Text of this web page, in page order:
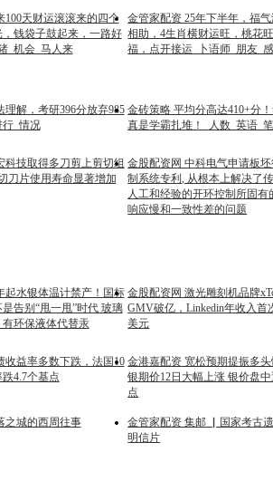
100天财运滚滚来的四个
钱袋子鼓起来，一路好
_机会_马人来
金管家配资 25年下半年，福
相助，4生肖横财运旺，桃花
福，点开接运_卜语师_朋友_
理解，考研396分放弃985
_情况
金砖策略 平均分高达410+分
真是学霸扎堆！_人数_英语_
科技取得多刀剪上剪切组
刀片使用寿命显著增加
金股配资网 中科电气申请板
制系统专利, 从根本上解决了
人工和经验的开环控制所固有
响应慢和一致性差的问题
起水银体温计禁产！国标
告别“甩一甩”时代 玻璃
环保液体代替汞
金股配资网 激光雕刻机品牌
GMV破亿，Linkedin年收入首
美元
收益率多数下跌，法国10
4.7个基点
金港嘉配资 宽松预期提振多
银期价12日大幅上涨 银价盘
点
之城的西周往事
金管家配资 集邮 ▏国家考古
明信片